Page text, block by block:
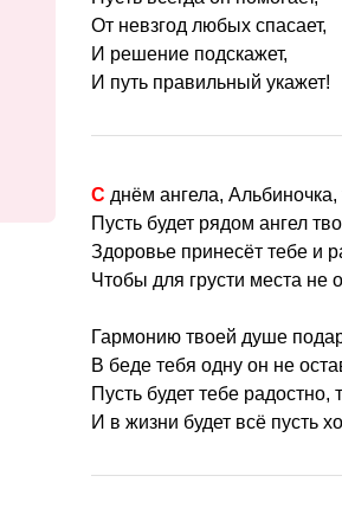
От невзгод любых спасает,
И решение подскажет,
И путь правильный укажет!
С днём ангела, Альбиночка,
Пусть будет рядом ангел
Здоровье принесёт тебе и
Чтобы для грусти места не
Гармонию твоей душе
В беде тебя одну он не
Пусть будет тебе радостно,
И в жизни будет всё пусть